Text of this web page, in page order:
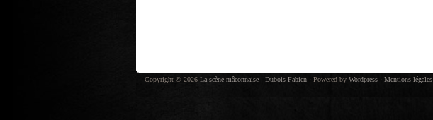
Copyright © 2026 La scène mâconnaise - Dubois Fabien · Powered by Wordpress · Mentions légales